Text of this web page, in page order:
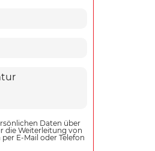
Daten über
die Weiterleitung von
E-Mail oder Telefon